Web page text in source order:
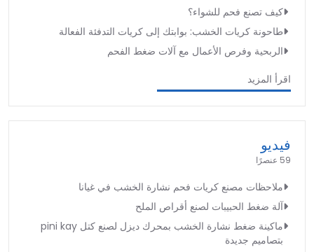
كيف تصنع فحم للشواء؟
طاحونة كريات الخشب: بوابتك إلى كريات التدفئة الفعالة
الربحية وفرص الأعمال مع آلات ضغط الفحم
اقرأ المزيد
فيديو
59 عنصرًا
ملاحظات مصنع كريات فحم نشارة الخشب في غيانا
آلة ضغط الحبيبات لصنع أقراص الملح
ماكينة ضغط نشارة الخشب بمحرك ديزل لصنع كتل pini kay
بتصاميم جديدة